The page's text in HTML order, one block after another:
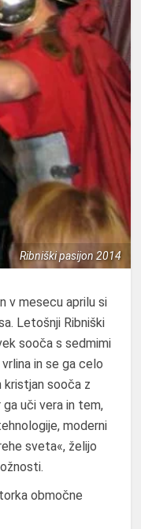
Ribniški pasijon 2014
v mesecu aprilu si
Letošnji Ribniški
sooča s sedmimi
in se ga celo
kristjan sooča z
uči vera in tem,
moderni
sveta«, želijo
območne